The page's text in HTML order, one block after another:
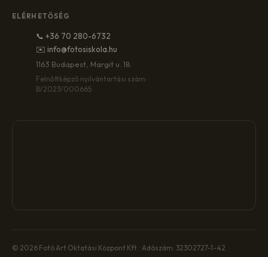
ELÉRHETŐSÉG
📞 +36 70 280-6732
✉️ info@fotosiskola.hu
1163 Budapest, Margit u. 18.
Felnőttképző nyilvántartási szám:
B/2023/000665
© 2026 Fotó Art Oktatási Központ Kft. · Adószám: 32302727-1-42